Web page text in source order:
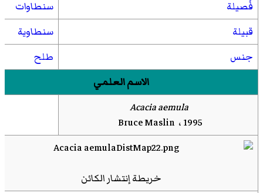
فُصيلة
سنطاوات
قبيلة
سنطاوية
جنس
طلح
الاسم العلمي
Acacia aemula
Bruce Maslin ، 1995
خريطة إنتشار الكائن